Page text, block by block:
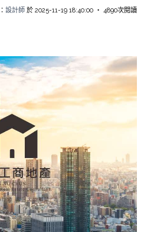
設計師 於 2025-11-19 18:40:00 ‧ 4890次閱讀